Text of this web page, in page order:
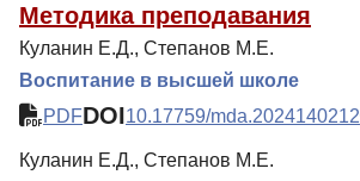
Методика преподавания
Куланин Е.Д., Степанов М.Е.
Воспитание в высшей школе
PDFDOI10.17759/mda.2024140212
Куланин Е.Д., Степанов М.Е.